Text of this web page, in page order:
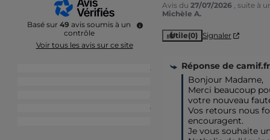
Basé sur 49 avis soumis à un
contrôle
Voir tous les avis sur ce site
35
0
Avis du 27/07/2026 , suite à
Michèle A.
Utile(0) Signaler
Réponse de camif.fr
Bonjour Madame,
Merci beaucoup
votre nouveau
Vos retours nous
encouragent.
Je vous souhaite